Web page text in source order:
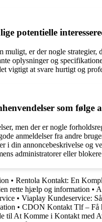
potentielle
muligt, er der nogle
oplysninger og
at svare hurtigt og
som følge
men der er nogle
anmeldelser fra andre
din annoncebeskrivelse og
administratorer eller
• Rentola Kontakt: En
rette hjælp og information •
• Viaplay Kundeservice:
• CDON Kontakt Tlf – Få
til At Komme i Kontakt med